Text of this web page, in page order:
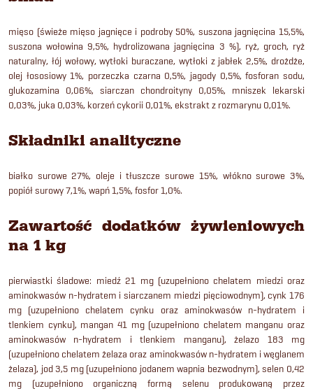
mięso (świeże mięso jagnięce i podroby 50%, suszona jagnięcina 15,5%,
suszona wołowina 9,5%, hydrolizowana jagnięcina 3 %), ryż, groch, ryż
naturalny, łój wołowy, wytłoki buraczane, wytłoki z jabłek 2,5%, drożdże,
olej łososiowy 1%, porzeczka czarna 0,5%, jagody 0,5%, fosforan sodu,
glukozamina 0,06%, siarczan chondroityny 0,05%, mniszek lekarski
0,03%, juka 0,03%, korzeń cykorii 0,01%, ekstrakt z rozmarynu 0,01%.
Składniki analityczne
białko surowe 27%, oleje i tłuszcze surowe 15%, włókno surowe 3%,
popiół surowy 7,1%, wapń 1,5%, fosfor 1,0%.
Zawartość dodatków żywieniowych
na 1 kg
pierwiastki śladowe: miedź 21 mg (uzupełniono chelatem miedzi oraz
aminokwasów n-hydratem i siarczanem miedzi pięciowodnym), cynk 176
mg (uzupełniono chelatem cynku oraz aminokwasów n-hydratem i
tlenkiem cynku), mangan 41 mg (uzupełniono chelatem manganu oraz
aminokwasów n-hydratem i tlenkiem manganu), żelazo 183 mg
(uzupełniono chelatem żelaza oraz aminokwasów n-hydratem i węglanem
żelaza), jod 3,5 mg (uzupełniono jodanem wapnia bezwodnym), selen 0,42
mg (uzupełniono organiczną formą selenu produkowaną przez